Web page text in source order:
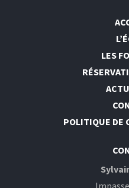
LES
POLITIQUE DE